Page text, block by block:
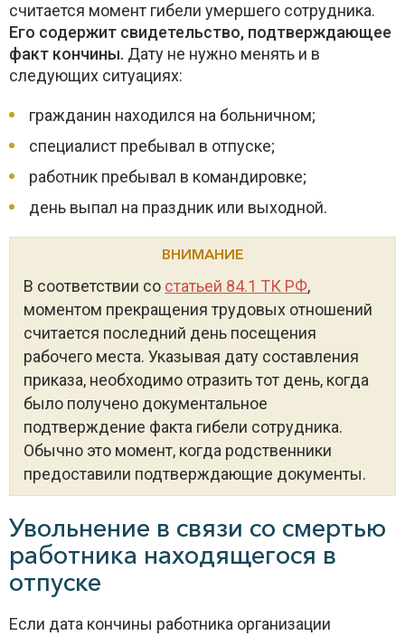
считается момент гибели умершего сотрудника.
Его содержит свидетельство, подтверждающее
факт кончины. Дату не нужно менять и в
следующих ситуациях:
гражданин находился на больничном;
специалист пребывал в отпуске;
работник пребывал в командировке;
день выпал на праздник или выходной.
ВНИМАНИЕ
В соответствии со статьей 84.1 ТК РФ,
моментом прекращения трудовых отношений
считается последний день посещения
рабочего места. Указывая дату составления
приказа, необходимо отразить тот день, когда
было получено документальное
подтверждение факта гибели сотрудника.
Обычно это момент, когда родственники
предоставили подтверждающие документы.
Увольнение в связи со смертью
работника находящегося в
отпуске
Если дата кончины работника организации